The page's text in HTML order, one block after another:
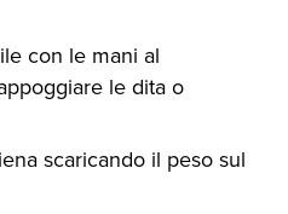
con le mani al
le dita o
scaricando il peso sul